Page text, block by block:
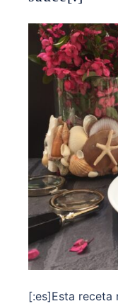
[:es]Esta receta